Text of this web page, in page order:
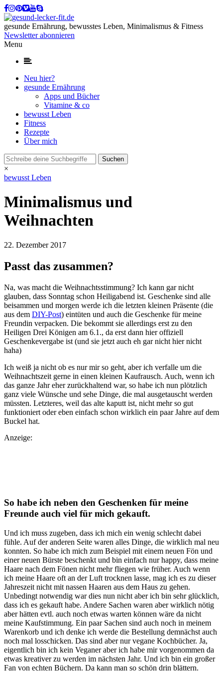
gesunde Ernährung, bewusstes Leben, Minimalismus & Fitness
Newsletter abonnieren
Menu
Neu hier?
gesunde Ernährung
Apps und Bücher
Vitamine & co
bewusst Leben
Fitness
Rezepte
Über mich
×
bewusst Leben
Minimalismus und
Weihnachten
22. Dezember 2017
Passt das zusammen?
Na, was macht die Weihnachtsstimmung? Ich kann gar nicht
glauben, dass Sonntag schon Heiligabend ist. Geschenke sind alle
beisammen und morgen werde ich die letzten kleinen Präsente (die
aus dem DIY-Post) eintüten und auch die Geschenke für meine
Freundin verpacken. Die bekommt sie allerdings erst zu den
Heiligen Drei Königen am 6.1., da erst dann hier offiziell
Geschenkevergabe ist (und sie jetzt auch eh gar nicht hier nicht
haha)
Ich weiß ja nicht ob es nur mir so geht, aber ich verfalle um die
Weihnachtszeit gerne in einen kleinen Kaufrausch. Auch, wenn ich
das ganze Jahr eher zurückhaltend war, so habe ich nun plötzlich
ganz viele Wünsche und sehe Dinge, die mal ausgetauscht werden
müssten. Letzteres, weil das alte kaputt ist, nicht mehr so gut
funktioniert oder eben einfach schon wirklich ein paar Jahre auf dem
Buckel hat.
Anzeige:
So habe ich neben den Geschenken für meine
Freunde auch viel für mich gekauft.
Und ich muss zugeben, dass ich mich ein wenig schlecht dabei
fühle. Auf der anderen Seite waren alles Dinge, die wirklich mal neu
konnten. So habe ich mich zum Beispiel mit einem neuen Fön und
einer neuen Bürste beschenkt und bin einfach nur happy, dass meine
Haare nach dem Fönen nicht mehr fliegen wie früher. Auch wenn
ich meine Haare oft an der Luft trocknen lasse, mag ich es zu dieser
Jahreszeit nicht mit nassen Haaren aus dem Haus zu gehen.
Unbedingt notwendig war dies nun nicht aber ich bin sehr glücklich,
dass ich es gekauft habe. Andere Sachen waren aber wirklich nötig
aber hätten evtl. auch noch etwas warten können wäre da nicht
meine Kaufstimmung. Ein paar Sachen sind auch noch in meinem
Warenkorb und ich denke ich werde die Bestellung demnächst auch
noch mal losschicken. Das sind aber nur vegane Kochbücher. Ja,
eigentlich bin ich kein Veganer aber ich habe mir vorgenommen da
etwas kreativer zu werden im nächsten Jahr. Und ich bin ein großer
Fan von echten Büchern. Da kann man so schön drin blättern.